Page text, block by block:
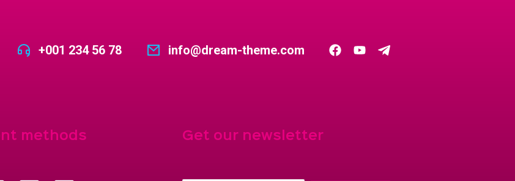
+001 234 56 78 info@dream-theme.com
methods Get our newsletter